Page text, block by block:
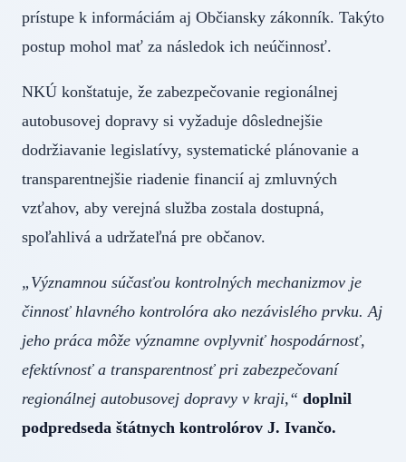
prístupe k informáciám aj Občiansky zákonník. Takýto
postup mohol mať za následok ich neúčinnosť.
NKÚ konštatuje, že zabezpečovanie regionálnej
autobusovej dopravy si vyžaduje dôslednejšie
dodržiavanie legislatívy, systematické plánovanie a
transparentnejšie riadenie financií aj zmluvných
vzťahov, aby verejná služba zostala dostupná,
spoľahlivá a udržateľná pre občanov.
„Významnou súčasťou kontrolných mechanizmov je
činnosť hlavného kontrolóra ako nezávislého prvku. Aj
jeho práca môže významne ovplyvniť hospodárnosť,
efektívnosť a transparentnosť pri zabezpečovaní
regionálnej autobusovej dopravy v kraji,“ doplnil
podpredseda štátnych kontrolórov J. Ivančo.